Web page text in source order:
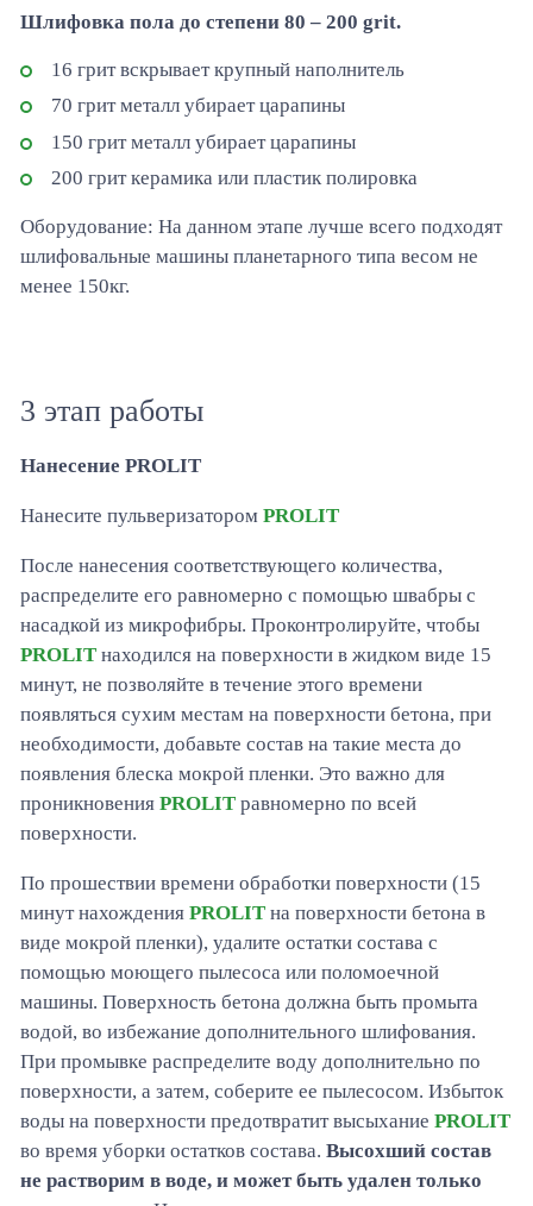
Шлифовка пола до степени 80 – 200 grit.
16 грит вскрывает крупный наполнитель
70 грит металл убирает царапины
150 грит металл убирает царапины
200 грит керамика или пластик полировка
Оборудование: На данном этапе лучше всего подходят
шлифовальные машины планетарного типа весом не
менее 150кг.
3 этап работы
Нанесение PROLIT
Нанесите пульверизатором PROLIT
После нанесения соответствующего количества,
распределите его равномерно с помощью швабры с
насадкой из микрофибры. Проконтролируйте, чтобы
PROLIT находился на поверхности в жидком виде 15
минут, не позволяйте в течение этого времени
появляться сухим местам на поверхности бетона, при
необходимости, добавьте состав на такие места до
появления блеска мокрой пленки. Это важно для
проникновения PROLIT равномерно по всей
поверхности.
По прошествии времени обработки поверхности (15
минут нахождения PROLIT на поверхности бетона в
виде мокрой пленки), удалите остатки состава с
помощью моющего пылесоса или поломоечной
машины. Поверхность бетона должна быть промыта
водой, во избежание дополнительного шлифования.
При промывке распределите воду дополнительно по
поверхности, а затем, соберите ее пылесосом. Избыток
воды на поверхности предотвратит высыхание PROLIT
во время уборки остатков состава. Высохший состав
не растворим в воде, и может быть удален только